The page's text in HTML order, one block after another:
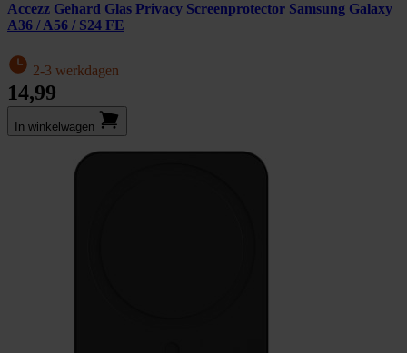
Accezz Gehard Glas Privacy Screenprotector Samsung Galaxy
A36 / A56 / S24 FE
2-3 werkdagen
14,99
In winkel­wagen